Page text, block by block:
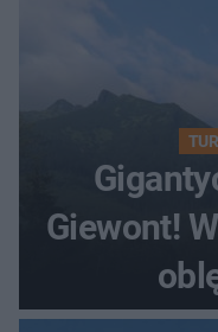
Giewont!